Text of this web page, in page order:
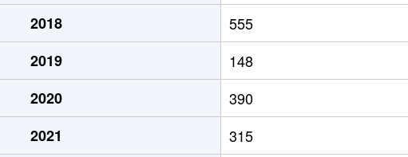
2018
555
2019
148
2020
390
2021
315